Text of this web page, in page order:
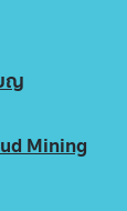
ญ
Mining